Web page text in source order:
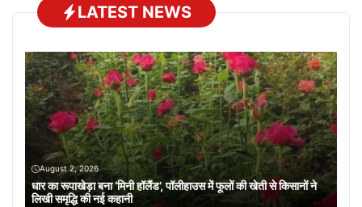
LATEST NEWS
August 2, 2026
धार का रूपाखेड़ा बना ‘मिनी हॉलैंड’, पॉलीहाउस में फूलों की खेती से किसानों ने
लिखी समृद्धि की नई कहानी